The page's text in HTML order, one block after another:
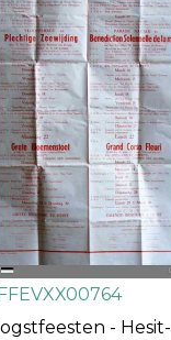
- Hesit-